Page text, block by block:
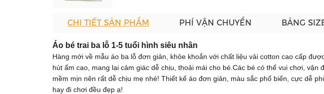
CHI TIẾT SẢN PHẨM PHÍ VẬN CHUYỂN BẢNG
Áo bé trai ba lỗ 1-5 tuổi hình siêu nhân
Hàng mới về mẫu áo ba lỗ đơn giản, khỏe khoắn với chất liệu vải cotton cao cấp
hút ẩm cao, mang lại cảm giác dễ chịu, thoải mái cho bé. Các bé có thể vui chơi, vận
mềm mịn nên rất dễ chịu mẹ nhé! Thiết kế áo đơn giản, màu sắc phổ biến, cực dễ
hay đi chơi đều đẹp ạ!